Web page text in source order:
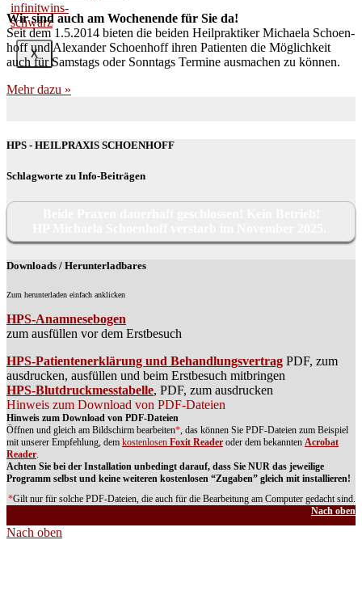
X
Wir sind auch am Wochen­en­de für Sie da!
Seit dem 1.5.2014 bie­ten die bei­den Heil­prak­ti­ker Michae­la Schoen­
hoff und Alex­an­der Schoen­hoff ihren Pati­en­ten die Mög­lich­keit
auch für Sams­tags oder Sonn­tags Ter­mi­ne aus­ma­chen zu können.
Mehr dazu »
HPS - HEILPRAXIS SCHOENHOFF
Schlagworte zu Info-Beiträgen
Downloads / Herunterladbares
Zum herunterladen einfach anklicken
HPS-Anamnesebogen
zum ausfüllen vor dem Erstbesuch
HPS-Patientenerklärung und Behandlungsvertrag PDF, zum
ausdrucken, ausfüllen und beim Erstbesuch mitbringen
HPS-Blutdruckmesstabelle, PDF, zum ausdrucken
Hinweis zum Download von PDF-Dateien
Hinweis zum Download von PDF-Dateien
Öffnen und gleich am Bildschirm bearbeiten*, das können Sie PDF-Dateien zum Beispiel
mit unserer Empfehlung, dem kostenlosen Foxit Reader oder dem bekannten Acrobat
Reader.
Achten Sie bei der Installation unbedingt darauf, dass Sie NUR das jeweilige
Programm selbst und keine weiteren kostenlosen “Zugaben” gleich mit installieren!
*Gilt nur für solche PDF-Dateien, die auch für die Bearbeitung am Computer gedacht sind.
Nach oben
Nach oben